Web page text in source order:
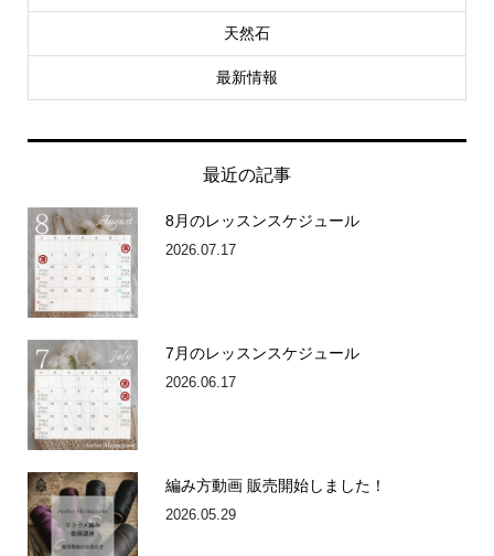
天然石
最新情報
最近の記事
8月のレッスンスケジュール
2026.07.17
7月のレッスンスケジュール
2026.06.17
編み方動画 販売開始しました！
2026.05.29